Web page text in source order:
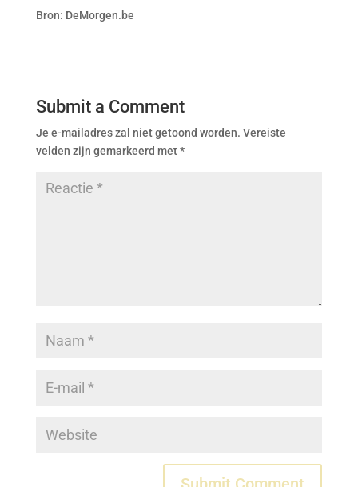
Bron: DeMorgen.be
Submit a Comment
Je e-mailadres zal niet getoond worden. Vereiste
velden zijn gemarkeerd met*